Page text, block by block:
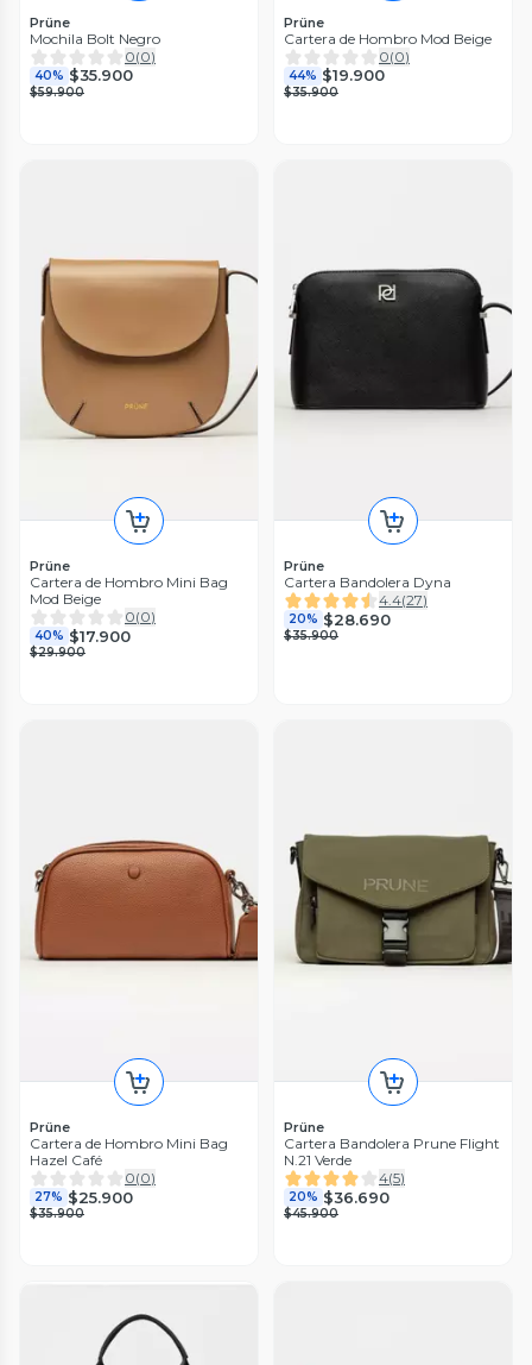
Prüne
Mochila Bolt Negro
0(0)
40% $35.900
$59.900
Prüne
Cartera de Hombro Mod Beige
0(0)
44% $19.900
$35.900
Prüne
Cartera de Hombro Mini Bag
Mod Beige
0(0)
40% $17.900
$29.900
Prüne
Cartera Bandolera Dyna
4.4(27)
20% $28.690
$35.900
Prüne
Cartera de Hombro Mini Bag
Hazel Café
0(0)
27% $25.900
$35.900
Prüne
Cartera Bandolera Prune Flight
N.21 Verde
4(5)
20% $36.690
$45.900